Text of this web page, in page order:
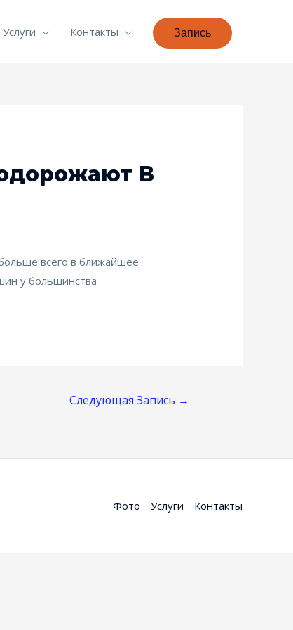
Услуги Контакты Запись
В
всего в ближайшее
у большинства
Следующая Запись →
Фото Услуги Контакты